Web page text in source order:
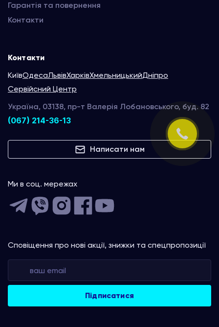
Гарантія та повернення
Контакти
Контакти
КиївОдесаЛьвівХарківХмельницькийДніпро
Сервійсний Центр
Україна, 03138, пр-т Валерія Лобановського, буд. 82
(067) 214-36-13
Написати нам
Ми в соц. мережах
Сповіщення про нові акції, знижки та спецпропозиції